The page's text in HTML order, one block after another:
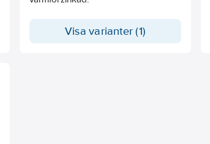
Visa varianter (1)